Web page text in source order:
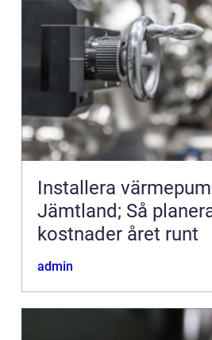
Installera
Jämtland; Så
kostnader året runt
admin